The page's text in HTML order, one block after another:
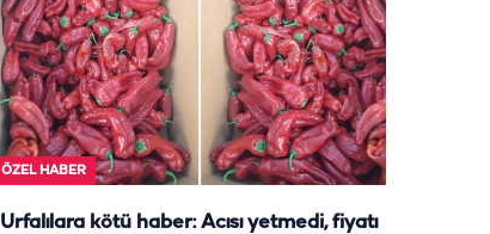
ÖZEL HABER
Urfalılara kötü haber: Acısı yetmedi, fiyatı
1 2 4 5
6